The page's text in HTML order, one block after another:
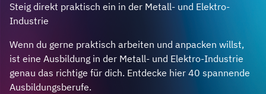
Steig direkt praktisch ein in der Metall- und Elektro-
Industrie
Wenn du gerne praktisch arbeiten und anpacken willst,
ist eine Ausbildung in der Metall- und Elektro-Industrie
genau das richtige für dich. Entdecke hier 40 spannende
Ausbildungsberufe.